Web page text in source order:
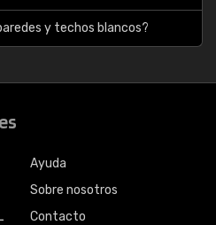
y techos blancos?
Ayuda
Sobre nosotros
Contacto